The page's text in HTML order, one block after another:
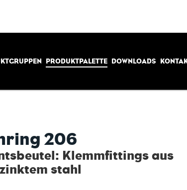
PRODUKTPALETTE DOWNLOADS
206
Klemmfittings aus
stahl